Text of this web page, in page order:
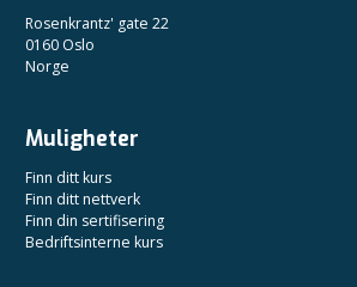
Rosenkrantz' gate 22
0160 Oslo
Norge
Muligheter
Finn ditt kurs
Finn ditt nettverk
Finn din sertifisering
Bedriftsinterne kurs